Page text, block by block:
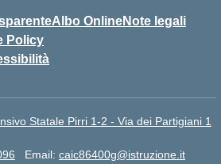
Albo OnlineNote legali
Policy
Statale Pirri 1-2 - Via dei Partigiani 1
Email: caic86400g@istruzione.it